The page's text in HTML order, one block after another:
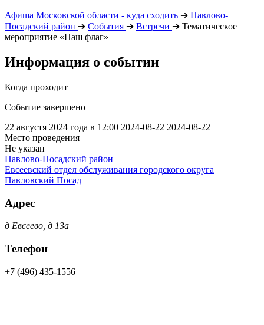
Афиша Московской области - куда сходить ➔ Павлово-
Посадский район ➔ События ➔ Встречи ➔ Тематическое
мероприятие «Наш флаг»
Информация о событии
Когда проходит
Событие завершено
22 августя 2024 года в 12:00 2024-08-22 2024-08-22
Место проведения
Не указан
Павлово-Посадский район
Евсеевский отдел обслуживания городского округа
Павловский Посад
Адрес
д Евсеево, д 13а
Телефон
+7 (496) 435-1556